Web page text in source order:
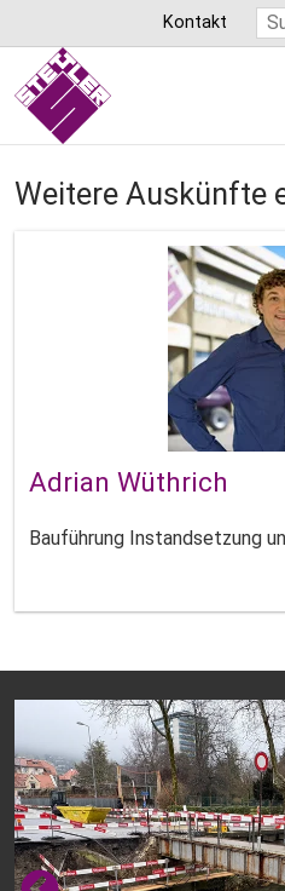
zum
Inhalt
Kontakt
Ersatzneubau
Weitere Auskünfte
Adrian Wüthrich
Bauführung Instandsetzung